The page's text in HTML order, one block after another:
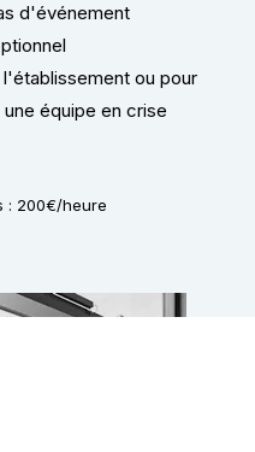
d'événement
l'établissement ou pour
une équipe en crise
: 200€/heure